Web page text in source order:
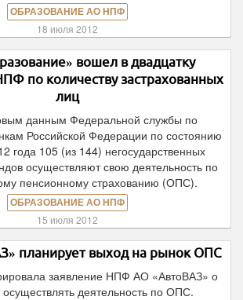
ОБРАЗОВАНИЕ АО НПФ
18 июля 2012
вошел в двадцатку
по количеству застрахованных
лиц
данным Федеральной службы по
Российской Федерации по состоянию
года 105 (из 144) негосударственных
осуществляют свою деятельность по
пенсионному страхованию (ОПС).
ОБРАЗОВАНИЕ АО НПФ
15 июля 2012
планирует выход на рынок ОПС
заявление НПФ АО «АвтоВАЗ» о
деятельность по ОПС.